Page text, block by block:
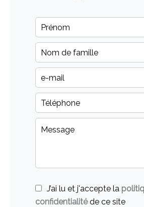
J’ai lu et j'accepte la
confidentialitéde ce site